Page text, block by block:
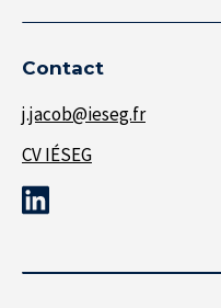
Contact
j.jacob@ieseg.fr
CV IÉSEG